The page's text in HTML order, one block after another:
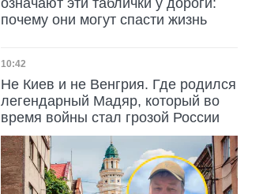
почему они могут спасти жизнь
Дата публикации
10:42
Не Киев и не Венгрия. Где родился
легендарный Мадяр, который во
время войны стал грозой России